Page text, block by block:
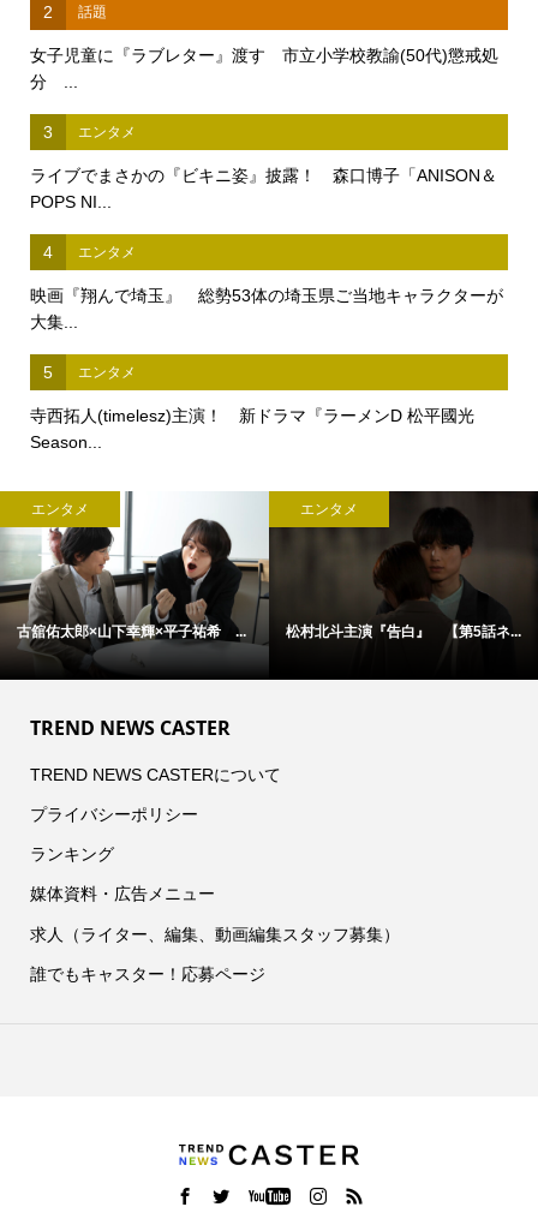
2 話題
女子児童に『ラブレター』渡す 市立小学校教諭(50代)懲戒処
分 ...
3 エンタメ
ライブでまさかの『ビキニ姿』披露！ 森口博子「ANISON＆
POPS NI...
4 エンタメ
映画『翔んで埼玉』 総勢53体の埼玉県ご当地キャラクターが
大集...
5 エンタメ
寺西拓人(timelesz)主演！ 新ドラマ『ラーメンD 松平國光
Season...
エンタメ
古舘佑太郎×山下幸輝×平子祐希 ...
エンタメ
松村北斗主演『告白』 【第5話ネ...
TREND NEWS CASTER
TREND NEWS CASTERについて
プライバシーポリシー
ランキング
媒体資料・広告メニュー
求人（ライター、編集、動画編集スタッフ募集）
誰でもキャスター！応募ページ